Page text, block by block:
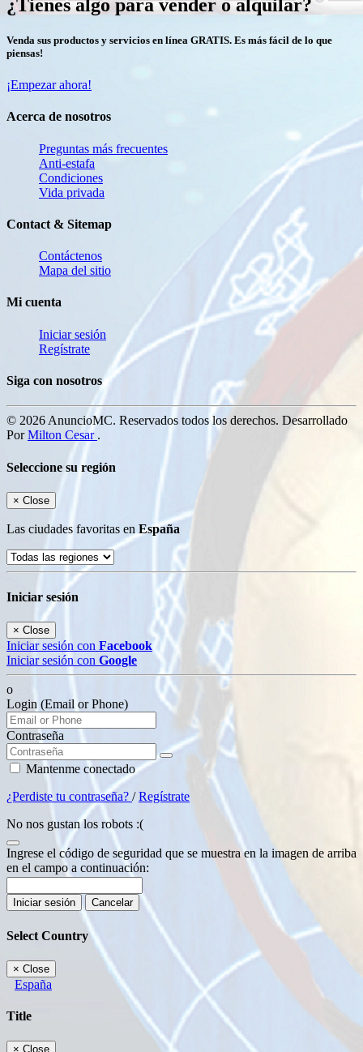
¿Tienes algo para vender o alquilar?
Venda sus productos y servicios en línea GRATIS. Es más fácil de lo que
piensas!
¡Empezar ahora!
Acerca de nosotros
Preguntas más frecuentes
Anti-estafa
Condiciones
Vida privada
Contact & Sitemap
Contáctenos
Mapa del sitio
Mi cuenta
Iniciar sesión
Regístrate
Siga con nosotros
© 2026 AnuncioMC. Reservados todos los derechos. Desarrollado
PorMilton Cesar .
Seleccione su región
× Close
Las ciudades favoritas en España
Iniciar sesión
× Close
Iniciar sesión con Facebook
Iniciar sesión con Google
o
Login (Email or Phone)
Contraseña
Mantenme conectado
¿Perdiste tu contraseña? /Regístrate
No nos gustan los robots :(
Ingrese el código de seguridad que se muestra en la imagen de arriba
en el campo a continuación:
Iniciar sesión Cancelar
Select Country
× Close
España
Title
× Close